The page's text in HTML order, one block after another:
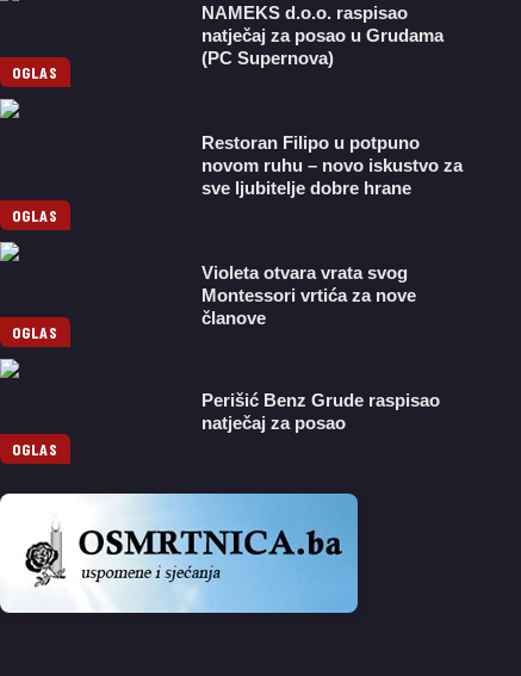
OGLAS
NAMEKS d.o.o. raspisao
natječaj za posao u Grudama
(PC Supernova)
OGLAS
Restoran Filipo u potpuno
novom ruhu – novo iskustvo za
sve ljubitelje dobre hrane
OGLAS
Violeta otvara vrata svog
Montessori vrtića za nove
članove
OGLAS
Perišić Benz Grude raspisao
natječaj za posao